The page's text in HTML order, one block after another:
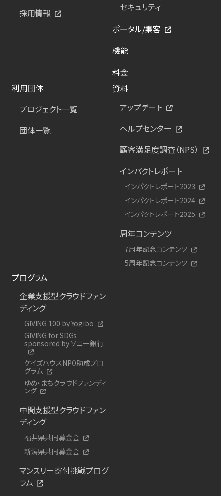
採用情報
セキュリティ
ポータル/集客
機能
料金
利用団体
プロジェクト一覧
団体一覧
資料
アップデート
ヘルプセンター
顧客満足度調査（NPS）
インパクトレポート
インパクトレポート2023
インパクトレポート2024
インパクトレポート2025
周年コンテンツ
7周年記念コンテンツ
5周年記念コンテンツ
プログラム
企業支援型クラウドファン
ディング
GIVING 100 by Yogibo
GIVING for SDGs
sponsored by ソニー銀行
ケイズハウスNPO助成プロ
グラム
ゆめ・まちクラウドファンディ
ング
中間支援型クラウドファン
ディング
福井県共同募金会
新潟県共同募金会
マンスリー寄付挑戦プログ
ラム